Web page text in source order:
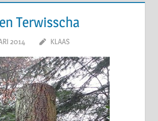
Terwisscha
2014 KLAAS